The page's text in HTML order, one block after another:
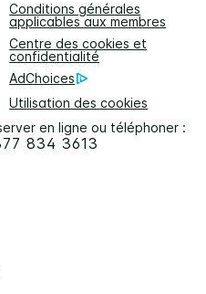
Conditions générales
applicables aux membres
Centre des cookies et
confidentialité
AdChoices
Utilisation des cookies
en ligne ou téléphoner :
834 3613